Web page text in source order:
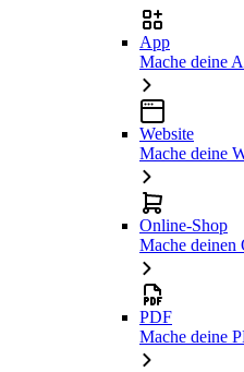
App
Mache deine
Website
Mache deine
Online-Shop
Mache deinen
PDF
Mache deine